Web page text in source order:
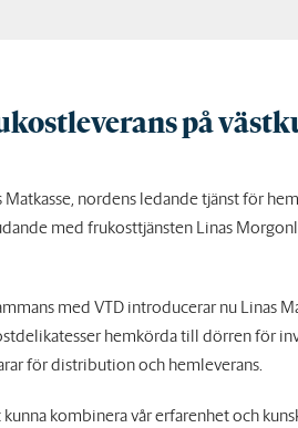
på
Matkasse, nordens ledande tjänst för
med frukosttjänsten Linas
med VTD introducerar nu Linas
hemkörda till dörren för
för distribution och hemleverans.
kombinera vår erfarenhet och